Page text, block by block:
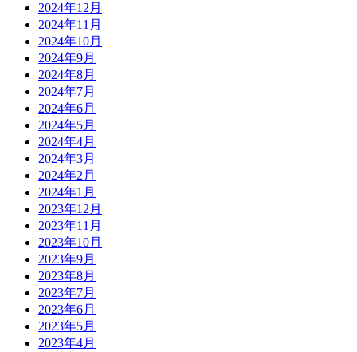
2024年12月
2024年11月
2024年10月
2024年9月
2024年8月
2024年7月
2024年6月
2024年5月
2024年4月
2024年3月
2024年2月
2024年1月
2023年12月
2023年11月
2023年10月
2023年9月
2023年8月
2023年7月
2023年6月
2023年5月
2023年4月